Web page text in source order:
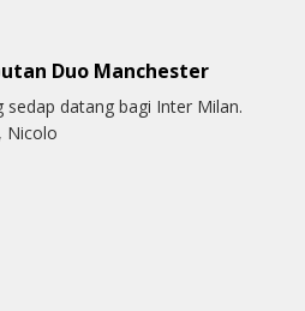
Duo Manchester
sedap datang bagi Inter Milan.
Nicolo